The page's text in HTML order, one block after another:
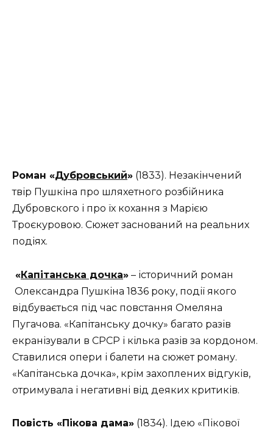
Роман «Дубровський» (1833). Незакінчений
твір Пушкіна про шляхетного розбійника
Дубровского і про їх кохання з Марією
Троєкуровою. Сюжет заснований на реальних
подіях.
«Капітанська дочка» – історичний роман
Олександра Пушкіна 1836 року, події якого
відбувається під час повстання Омеляна
Пугачова. «Капітанську дочку» багато разів
екранізували в СРСР і кілька разів за кордоном.
Ставилися опери і балети на сюжет роману.
«Капітанська дочка», крім захоплених відгуків,
отримувала і негативні від деяких критиків.
Повість «Пікова дама» (1834). Ідею «Пікової